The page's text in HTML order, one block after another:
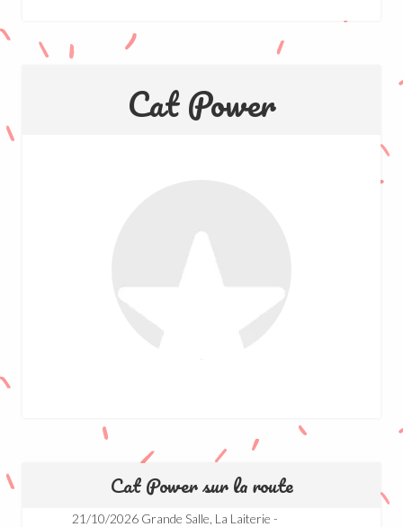
Cat Power
Cat Power sur la route
21/10/2026 Grande Salle, La Laiterie -